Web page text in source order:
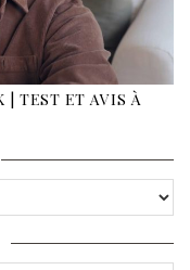
| TEST ET AVIS À